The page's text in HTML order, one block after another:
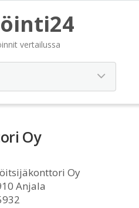
vertailussa
Oy
Oy
Anjala